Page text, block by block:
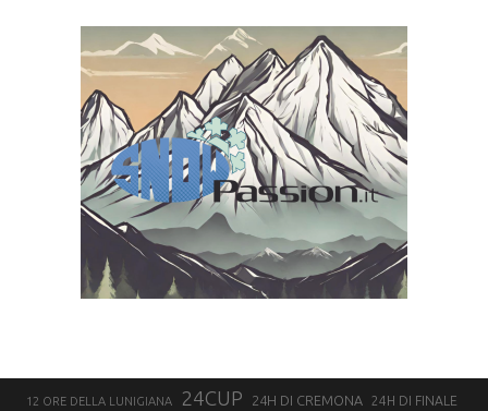
12 ORE DELLA LUNIGIANA 24CUP 24H DI CREMONA 24H DI FINALE